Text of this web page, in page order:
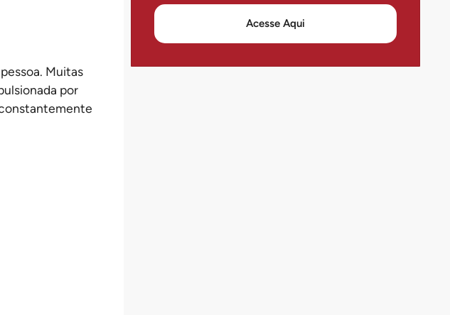
Muitas
por
Acesse Aqui